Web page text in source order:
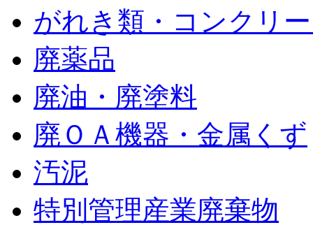
がれき類・コンクリ
廃薬品
廃油・廃塗料
廃ＯＡ機器・金属くず
汚泥
特別管理産業廃棄物